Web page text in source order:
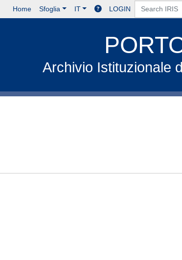
Home Sfoglia IT LOGIN
Archivio Istituzionale